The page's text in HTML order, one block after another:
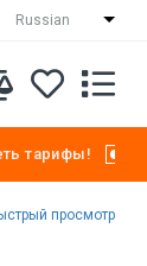
Russian
тарифы!
просмотр